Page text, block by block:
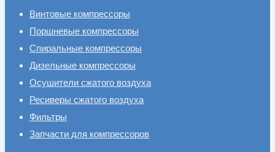
Винтовые компрессоры
Поршневые компрессоры
Спиральные компрессоры
Дизельные компрессоры
Осушители сжатого воздуха
Ресиверы сжатого воздуха
Фильтры
Запчасти для компрессоров